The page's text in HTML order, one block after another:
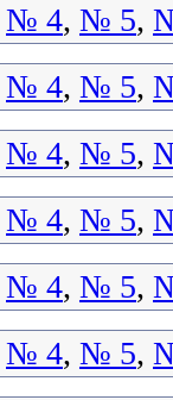
№ 4, № 5,
№ 4, № 5,
№ 4, № 5,
№ 4, № 5,
№ 4, № 5,
№ 4, № 5,